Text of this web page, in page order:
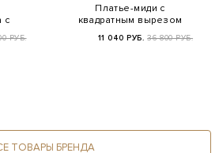
с
РУБ.
Платье-миди с
квадратным вырезом
завязк…
11 040 РУБ. 36 800 РУБ.
ТОВАРЫ БРЕНДА